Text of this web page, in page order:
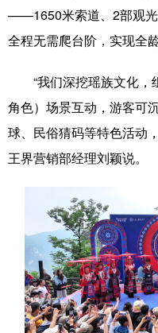
——1650米索道、2部观光
全程无需爬台阶，实现全
“我们深挖瑶族文化，
角色）场景互动，游客可
球、民俗猜码等特色活动
王界营销部经理刘颖说。